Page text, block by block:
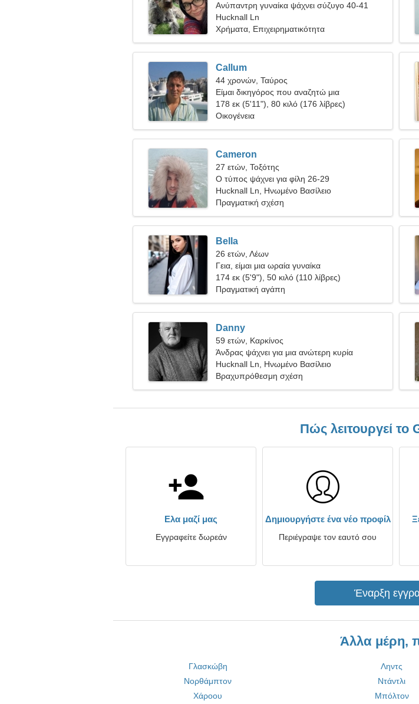
Ανύπαντρη γυναίκα ψάχνει σύζυγο 40-41
Hucknall Ln
Χρήματα, Επιχειρηματικότητα
Callum
44 χρονών, Ταύρος
Είμαι δικηγόρος που αναζητώ μια
σαγηνευτική γυναίκα
178 εκ (5'11"), 80 κιλό (176 λίβρες)
Οικογένεια
Cameron
27 ετών, Τοξότης
Ο τύπος ψάχνει για φίλη 26-29
Hucknall Ln, Ηνωμένο Βασίλειο
Πραγματική σχέση
Bella
26 ετών, Λέων
Γεια, είμαι μια ωραία γυναίκα
174 εκ (5'9"), 50 κιλό (110 λίβρες)
Πραγματική αγάπη
Danny
59 ετών, Καρκίνος
Άνδρας ψάχνει για μια ανώτερη κυρία
Hucknall Ln, Ηνωμένο Βασίλειο
Βραχυπρόθεσμη σχέση
Πώς λειτουργεί το
Ελα μαζί μας
Εγγραφείτε δωρεάν
Δημιουργήστε ένα νέο προφίλ
Περιέγραψε τον εαυτό σου
Έναρξη
Άλλα μέρη,
Γλασκώβη Ληντς
Νορθάμπτον
Ντάντλι
Χάροου
Μπόλτον